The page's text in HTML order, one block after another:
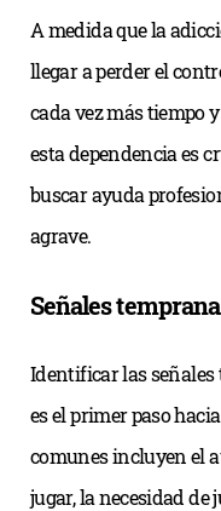
A medida que la
llegar a perder el
cada vez más tiempo
esta dependencia es
buscar ayuda
agrave.
Señales
Identificar las señales
es el primer paso
comunes incluyen el
jugar, la necesidad de